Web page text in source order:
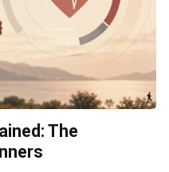
The